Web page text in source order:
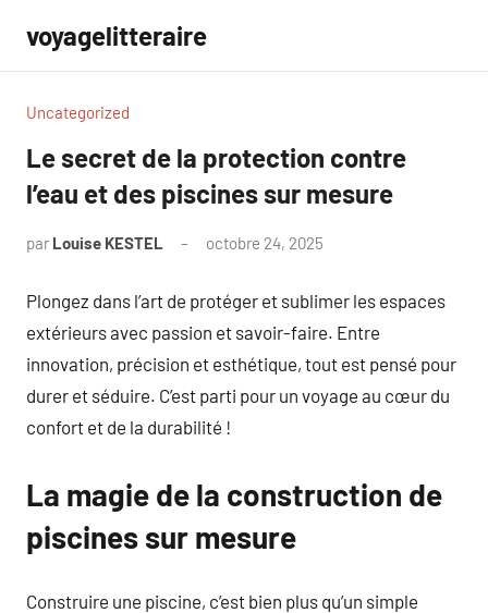
contenu
voyagelitteraire
Uncategorized
Le secret de la protection contre
l’eau et des piscines sur mesure
par Louise KESTEL octobre 24, 2025
Plongez dans l’art de protéger et sublimer les espaces
extérieurs avec passion et savoir-faire. Entre
innovation, précision et esthétique, tout est pensé pour
durer et séduire. C’est parti pour un voyage au cœur du
confort et de la durabilité !
La magie de la construction de
piscines sur mesure
Construire une piscine, c’est bien plus qu’un simple